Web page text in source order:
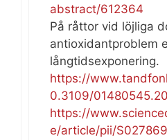
abstract/612364
På råttor vid löjliga
antioxidantproblem
långtidsexponering.
https://
0.3109/
https://
e/article/pii/